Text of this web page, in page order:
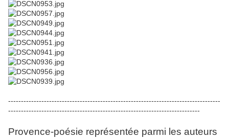
-----------------------------------------------------------------------------------
---------------------------------------------------------------------------
Provence-poésie représentée parmi les auteurs